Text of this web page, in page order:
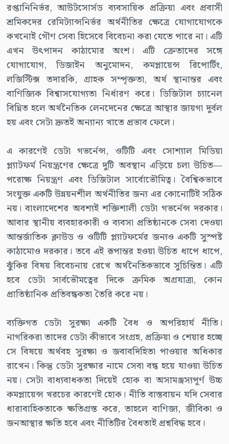
রপ্তানিনির্ভর, আউটসোর্সড ব্যবসায়িক প্রক্রিয়া এবং প্রবাসী
শ্রমিকদের রেমিট্যান্সনির্ভর অর্থনীতির ক্ষেত্রে যোগাযোগকে
কখনোই গৌণ সেবা হিসেবে বিবেচনা করা যেতে পারে না। এটি
এখন উৎপাদন কাঠামোর অংশ। এটি ক্রেতাদের সঙ্গে
যোগাযোগ, ডিজাইন অনুমোদন, কমপ্লায়েন্স রিপোর্টিং,
লজিস্টিক্স তদারকি, গ্রাহক সম্পৃক্ততা, অর্থ স্থানান্তর এবং
বাণিজ্যিক বিশ্বাসযোগ্যতা নির্ধারণ করে। ডিজিটাল চ্যানেল
বিঘ্নিত হলে অর্থনৈতিক লেনদেনের ক্ষেত্রে আস্থার জায়গা দুর্বল
হয় এবং সেটা দ্রুতই অন্যান্য খাতে প্রভাব ফেলে।
এ কারণেই ডেটা গভর্নেন্স, ওটিটি এবং সোশ্যাল মিডিয়া
প্ল্যাটফর্ম নিয়ন্ত্রণের ক্ষেত্রে দুটি অবস্থান এড়িয়ে চলা উচিত—
পরোক্ষ নিয়ন্ত্রণ এবং ডিজিটাল সার্বোভৌমিত্ব। বৈশ্বিকভাবে
সংযুক্ত একটি উন্নয়নশীল অর্থনীতির জন্য এর কোনোটিই সঠিক
নয়। বাংলাদেশের অবশ্যই শক্তিশালী ডেটা গভর্নেন্স দরকার।
আবার স্থানীয় ব্যবহারকারী ও ব্যবসা প্রতিষ্ঠানকে সেবা দেওয়া
আন্তর্জাতিক ক্লাউড ও ওটিটি প্ল্যাটফর্মের জন্যও একটি সুস্পষ্ট
কাঠামোও দরকার। তবে এই রূপান্তর হওয়া উচিত ধাপে ধাপে,
ঝুঁকির বিষয় বিবেচনায় রেখে অর্থনৈতিকভাবে সুচিন্তিত। এটি
হবে ডেটা সার্বভৌমত্বের দিকে ক্রমিক অগ্রযাত্রা, কোন
প্রাতিষ্ঠানিক প্রতিবন্ধকতা তৈরি করে নয়।
ব্যক্তিগত ডেটা সুরক্ষা একটি বৈধ ও অপরিহার্য নীতি।
নাগরিকরা তাদের ডেটা কীভাবে সংগ্রহ, প্রক্রিয়া ও শেয়ার হচ্ছে
সে বিষয়ে অর্থবহ সুরক্ষা ও জবাবদিহিতা পাওয়ার অধিকার
রাখেন। কিন্তু ডেটা সুরক্ষার নামে সেবা বন্ধ হয়ে যাওয়া উচিত
নয়। সেটা বাধ্যবাধকতা দিয়েই হোক বা অসামঞ্জস্যপূর্ণ উচ্চ
কমপ্লায়েন্স খরচের কারণেই হোক। নীতি বাস্তবায়ন যদি সেবার
ধারাবাহিকতাকে ক্ষতিগ্রস্ত করে, তাহলে বাণিজ্য, জীবিকা ও
জনআস্থার ক্ষতি হবে এবং নীতিটির বৈধতাই প্রশ্নবিদ্ধ হবে।